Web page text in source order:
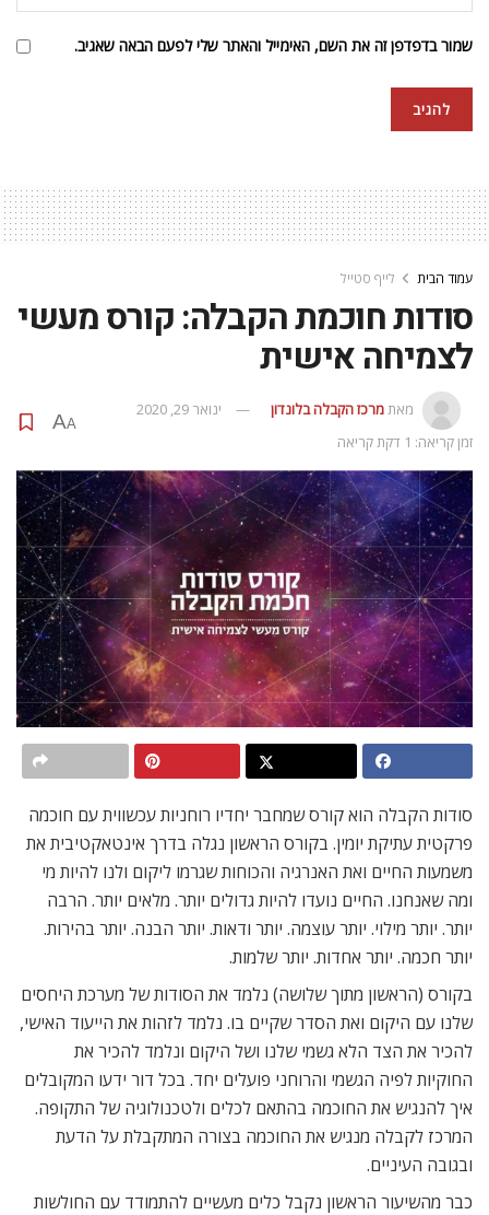
שמור בדפדפן זה את השם, האימייל והאתר שלי לפעם הבאה שאגיב.
עמוד הבית לייף סטייל
סודות חוכמת הקבלה: קורס מעשי
לצמיחה אישית
מאת מרכז הקבלה בלונדון
ינואר 29, 2020
זמן קריאה: 1 דקת קריאה
A
A
סודות הקבלה הוא קורס שמחבר יחדיו רוחניות עכשווית עם חוכמה
פרקטית עתיקת יומין. בקורס הראשון נגלה בדרך אינטאקטיבית את
משמעות החיים ואת האנרגיה והכוחות שגרמו ליקום ולנו להיות מי
ומה שאנחנו. החיים נועדו להיות גדולים יותר. מלאים יותר. הרבה
יותר. יותר מילוי. יותר עוצמה. יותר ודאות. יותר הבנה. יותר בהירות.
יותר חכמה. יותר אחדות. יותר שלמות.
בקורס (הראשון מתוך שלושה) נלמד את הסודות של מערכת היחסים
שלנו עם היקום ואת הסדר שקיים בו. נלמד לזהות את הייעוד האישי,
להכיר את הצד הלא גשמי שלנו ושל היקום ונלמד להכיר את
החוקיות לפיה הגשמי והרוחני פועלים יחד. בכל דור ידעו המקובלים
איך להנגיש את החוכמה בהתאם לכלים ולטכנולוגיה של התקופה.
המרכז לקבלה מנגיש את החוכמה בצורה המתקבלת על הדעת
ובגובה העיניים.
כבר מהשיעור הראשון נקבל כלים מעשיים להתמודד עם החולשות